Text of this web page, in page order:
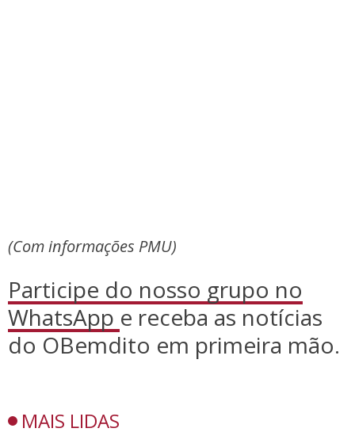
(Com informações PMU)
Participe do nosso grupo no
WhatsApp e receba as notícias
do OBemdito em primeira mão.
MAIS LIDAS